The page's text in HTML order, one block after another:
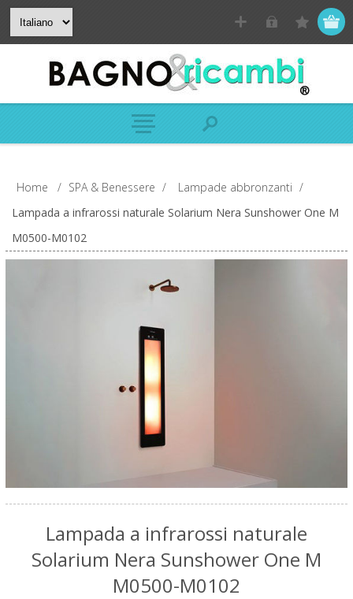
Home / SPA & Benessere / Lampade abbronzanti /
Lampada a infrarossi naturale Solarium Nera Sunshower One M
M0500-M0102
Lampada a infrarossi naturale
Solarium Nera Sunshower One M
M0500-M0102